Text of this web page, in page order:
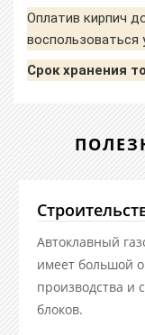
Оплатив кирпич
воспользоваться
Срок хранения
Автоклавный
имеет большой
производства и
блоков.